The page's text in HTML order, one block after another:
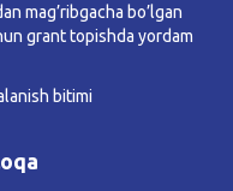
mag’ribgacha bo’lgan
grant topishda yordam
bitimi